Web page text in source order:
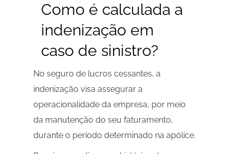
Como é calculada a
indenização em
caso de sinistro?
No seguro de lucros cessantes, a
indenização visa assegurar a
operacionalidade da empresa, por meio
da manutenção do seu faturamento,
durante o período determinado na apólice.